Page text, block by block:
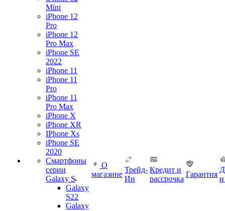
Mini
iPhone 12
Pro
iPhone 12
Pro Max
iPhone SE
2022
iPhone 11
iPhone 11
Pro
iPhone 11
Pro Max
iPhone X
iPhone XR
IPhone Xs
iPhone SE
2020
Смартфоны
серии
Galaxy S
Galaxy
S22
Galaxy
О
магазине
Трейд-
Ин
Кредит и
рассрочка
Гарантия
и